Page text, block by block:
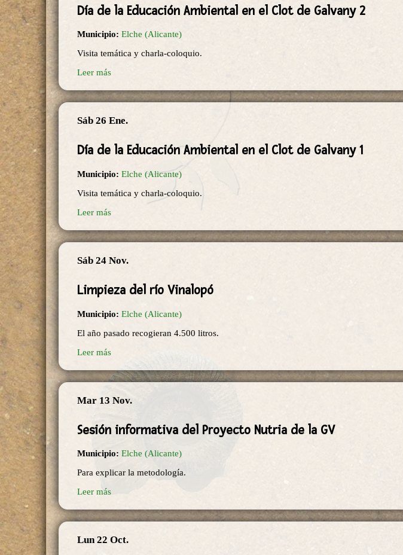
Día de la Educación Ambiental en el Clot de Galvany 2
Municipio: Elche (Alicante)
Visita temática y charla-coloquio.
Leer más
Sáb 26 Ene.
Día de la Educación Ambiental en el Clot de Galvany 1
Municipio: Elche (Alicante)
Visita temática y charla-coloquio.
Leer más
Sáb 24 Nov.
Limpieza del río Vinalopó
Municipio: Elche (Alicante)
El año pasado recogieran 4.500 litros.
Leer más
Mar 13 Nov.
Sesión informativa del Proyecto Nutria de la GV
Municipio: Elche (Alicante)
Para explicar la metodología.
Leer más
Lun 22 Oct.